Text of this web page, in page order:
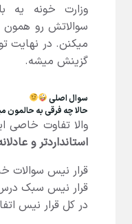
وزارت خونه یه
سوالاتش رو
میکنن. در نهایت
گزینش میشه.
سوال اصلی
حالا چه فرقی به حالمون
والا تفاوت خاصی
استانداردتر و
قرار نیس سوالات
قرار نیس سبک
در کل قرار نیس